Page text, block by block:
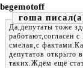
begemotoff
гоша
Да,депутаты тоже
работают,согласен
смелая,с
депутатов
таких.Ждём ещё